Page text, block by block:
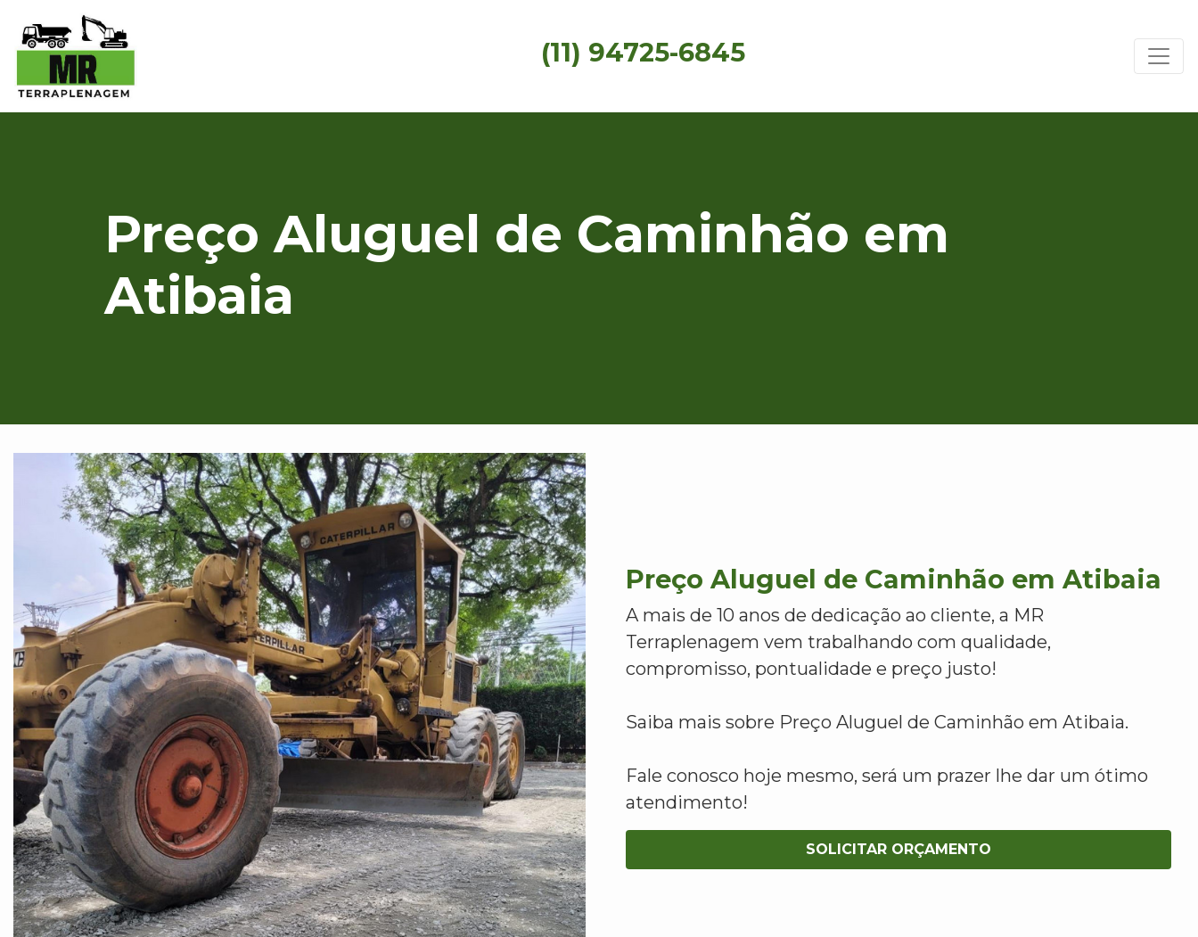
(11) 94725-6845
Preço Aluguel de Caminhão em
Atibaia
Preço Aluguel de Caminhão em Atibaia
A mais de 10 anos de dedicação ao cliente, a MR
Terraplenagem vem trabalhando com qualidade,
compromisso, pontualidade e preço justo!
Saiba mais sobre Preço Aluguel de Caminhão em Atibaia.
Fale conosco hoje mesmo, será um prazer lhe dar um ótimo
atendimento!
SOLICITAR ORÇAMENTO